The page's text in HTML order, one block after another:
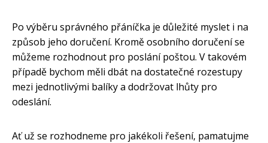
Po výběru správného přáníčka je důležité myslet i na
způsob jeho doručení. Kromě osobního doručení se
můžeme rozhodnout pro poslání poštou. V takovém
případě bychom měli dbát na dostatečné rozestupy
mezi jednotlivými balíky a dodržovat lhůty pro
odeslání.
Ať už se rozhodneme pro jakékoli řešení, pamatujme